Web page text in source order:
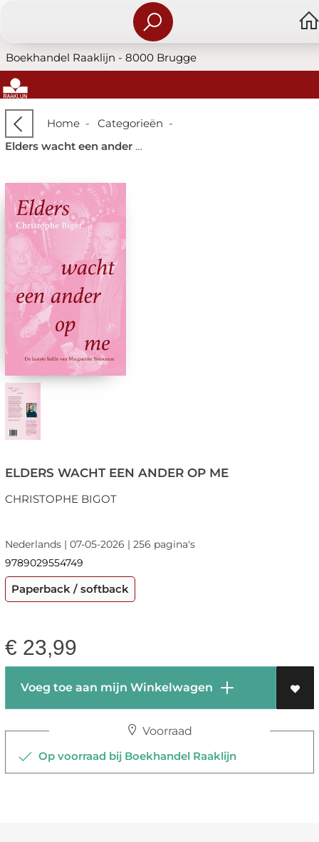
Boekhandel Raaklijn - 8000 Brugge
Home- Categorieën -
Elders wacht een ander op me
ELDERS WACHT EEN ANDER OP ME
CHRISTOPHE BIGOT
Nederlands | 07-05-2026 | 256 pagina's
9789029554749
Paperback / softback
€ 23,99
Voeg toe aan mijn Winkelwagen
Voorraad
Op voorraad bij Boekhandel Raaklijn